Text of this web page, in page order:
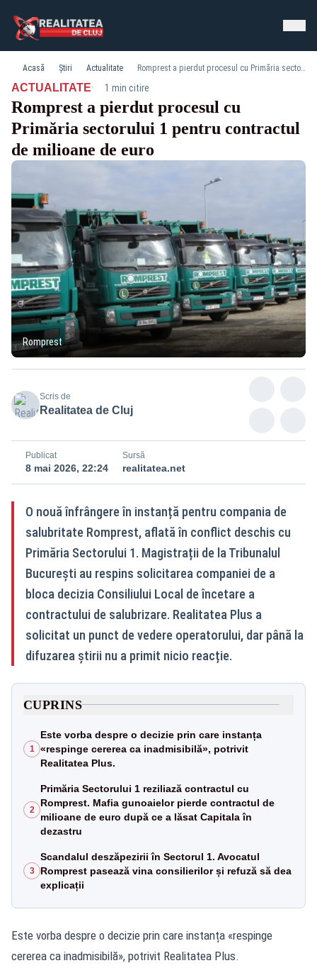
Acasă Știri Actualitate Romprest a pierdut procesul cu Primăria sectorului 1 pentru contractul de milioane de euro
ACTUALITATE· 1 min citire
Romprest a pierdut procesul cu
Primăria sectorului 1 pentru contractul
de milioane de euro
Romprest
Scris de
Realitatea de Cluj
Publicat
8 mai 2026, 22:24
Sursă
realitatea.net
O nouă înfrângere în instanță pentru compania de
salubritate Romprest, aflată în conflict deschis cu
Primăria Sectorului 1. Magistrații de la Tribunalul
București au respins solicitarea companiei de a
bloca decizia Consiliului Local de încetare a
contractului de salubrizare. Realitatea Plus a
solicitat un punct de vedere operatorului, dar până la
difuzarea știrii nu a primit nicio reacție.
CUPRINS
1
Este vorba despre o decizie prin care instanța
«respinge cererea ca inadmisibilă», potrivit
Realitatea Plus.
2
Primăria Sectorului 1 reziliază contractul cu
Romprest. Mafia gunoaielor pierde contractul de
milioane de euro după ce a lăsat Capitala în
dezastru
3
Scandalul deszăpezirii în Sectorul 1. Avocatul
Romprest pasează vina consilierilor și refuză să dea
explicații
Este vorba despre o decizie prin care instanța «respinge
cererea ca inadmisibilă», potrivit Realitatea Plus.